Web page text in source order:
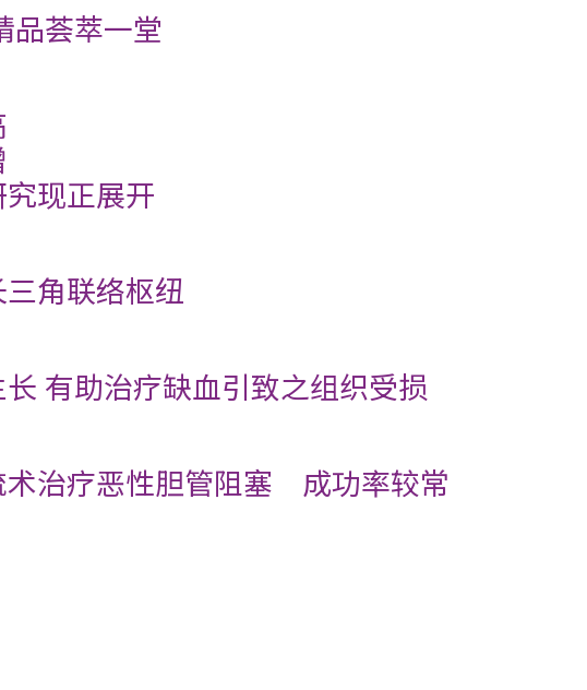
品荟萃一堂
现正展开
角联络枢纽
有助治疗缺血引致之组织受损
术治疗恶性胆管阻塞 成功率较常